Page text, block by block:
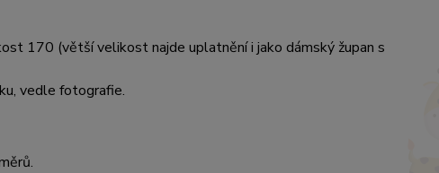
170 (větší velikost najde uplatnění i jako dámský župan s
vedle fotografie.